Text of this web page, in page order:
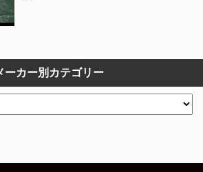
ーカー別カテゴリー